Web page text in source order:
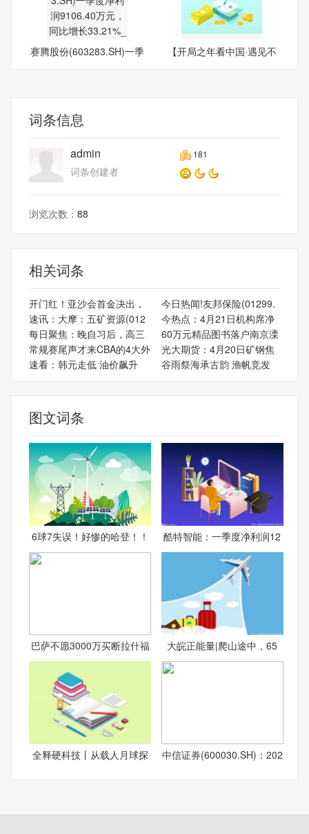
赛腾股份(603283.SH)一季
【开局之年看中国·遇见不
词条信息
admin 181
词条创建者
浏览次数： 88
相关词条
开门红！亚沙会首金决出，
今日热闻!友邦保险(01299.
速讯：大摩：五矿资源(012
今热点：4月21日机构席净
每日聚焦：晚自习后，高三
60万元精品图书落户南京溧
常规赛尾声才来CBA的4大外
光大期货：4月20日矿钢焦
速看：韩元走低 油价飙升
谷雨祭海承古韵 渔帆竞发
图文词条
6球7失误！好惨的哈登！！ 酷特智能：一季度净利润12
巴萨不愿3000万买断拉什福 大皖正能量|爬山途中，65
全释硬科技丨从载人月球探 中信证券(600030.SH)：202